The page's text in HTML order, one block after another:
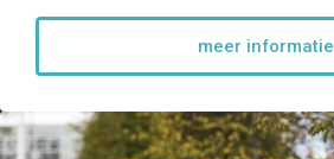
meer informatie